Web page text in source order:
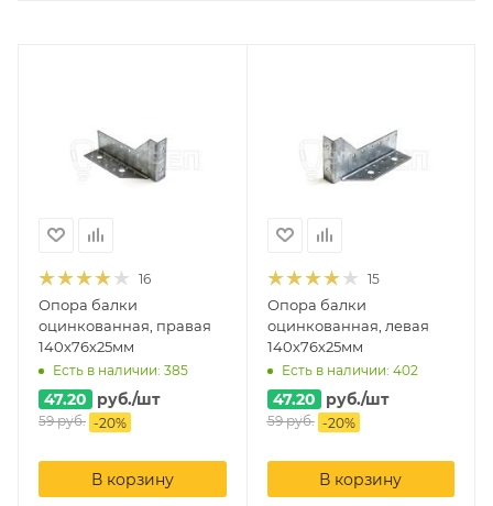
16
Опора балки
оцинкованная, правая
140х76х25мм
Есть в наличии: 385
47.20 руб./шт
59руб. -20%
В корзину
15
Опора балки
оцинкованная, левая
140х76х25мм
Есть в наличии: 402
47.20 руб./шт
59руб. -20%
В корзину